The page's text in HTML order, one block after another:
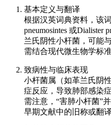
基本定义与翻译
根据汉英词典资料，该
pneumosintes 或Dialister
兰氏阴性小杆菌，可能
需结合现代微生物学标
致病性与临床表现
小杆菌属（如革兰氏阴
症反应，导致肺部感染
需注意，“害肺小杆菌”
早期文献中的旧称或翻译